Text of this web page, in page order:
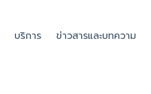
บริการ ข่าวสารและบทความ